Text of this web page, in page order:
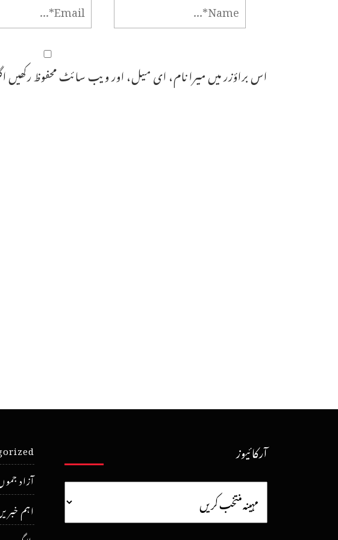
اس براؤزر میں میرا نام، ای میل، اور ویب سائٹ محفوظ
آزاد
اہم
آرکائیوز